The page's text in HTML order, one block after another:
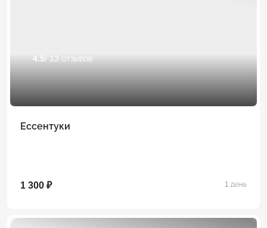
4.5/ 13 отзывов
Ессентуки
1 300 ₽ 1 день